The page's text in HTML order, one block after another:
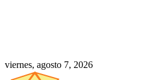
viernes, agosto 7, 2026